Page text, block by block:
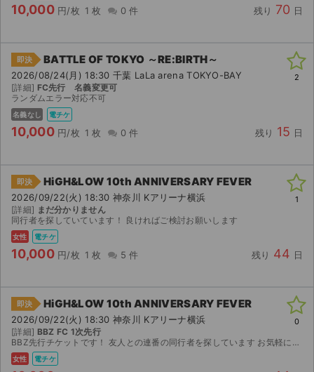
10,000 円/枚 1 枚 0 件 残り 70 日
即決 BATTLE OF TOKYO ～RE:BIRTH～
2026/08/24(月) 18:30 千葉 LaLa arena TOKYO-BAY
[詳細] FC先行 名義変更可
ランダムエラー対応不可
名義なし 電チケ
10,000 円/枚 1 枚 0 件 残り 15 日
2
即決 HiGH&LOW 10th ANNIVERSARY FEVER
2026/09/22(火) 18:30 神奈川 Kアリーナ横浜
[詳細] まだ分かりません
同行者を探していています！ 良ければご検討お願いします
女性 電チケ
10,000 円/枚 1 枚 5 件 残り 44 日
1
即決 HiGH&LOW 10th ANNIVERSARY FEVER
2026/09/22(火) 18:30 神奈川 Kアリーナ横浜
[詳細] BBZ FC 1次先行
BBZ先行チケットです！ 友人との連番の同行者を探しています お気軽にお声掛けください
女性 電チケ
0